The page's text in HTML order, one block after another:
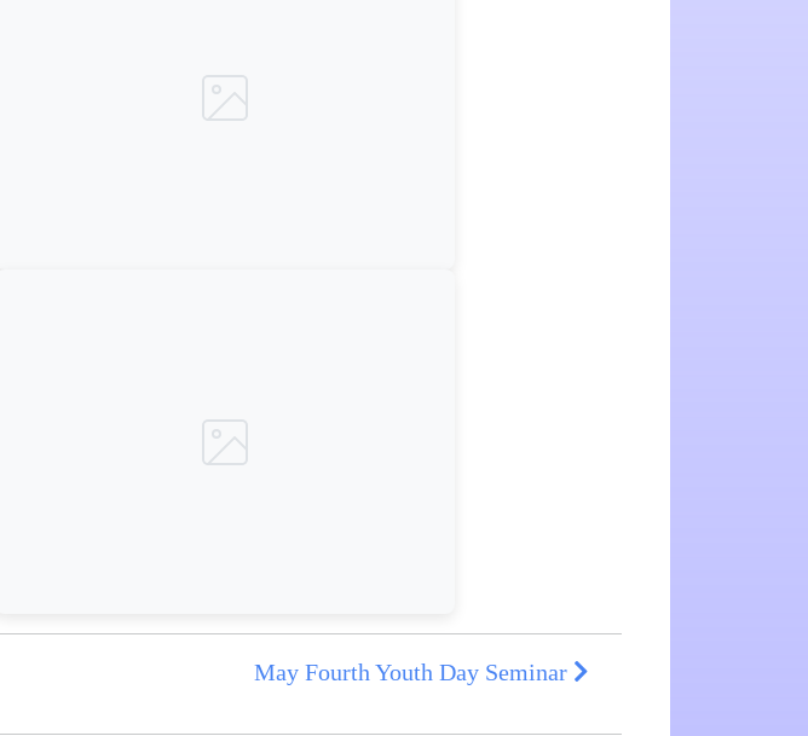
May Fourth Youth Day Seminar